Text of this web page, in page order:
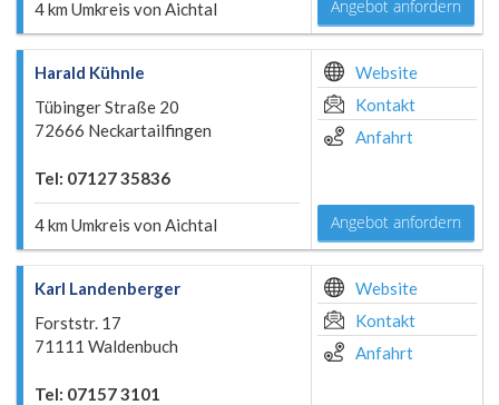
4 km Umkreis von Aichtal Angebot anfordern
Harald Kühnle
Tübinger Straße 20
72666 Neckartailfingen
Tel: 07127 35836
4 km Umkreis von Aichtal
Website
Kontakt
Anfahrt
Angebot anfordern
Karl Landenberger
Forststr. 17
71111 Waldenbuch
Tel: 07157 3101
Website
Kontakt
Anfahrt